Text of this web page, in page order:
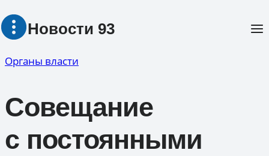
Перейти
Новости 93
Органы власти
Совещание
с постоянными